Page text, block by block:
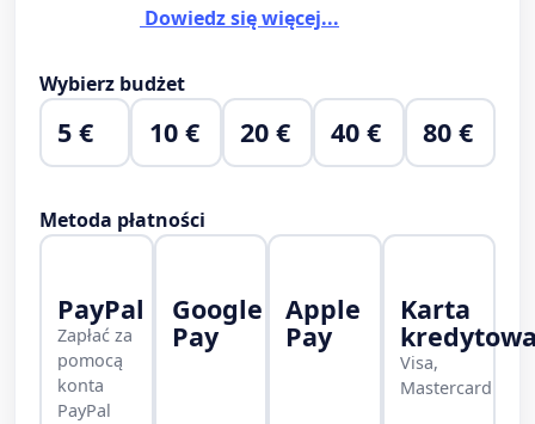
Dowiedz się więcej...
Wybierz budżet
5 € 10 € 20 € 40 € 80 €
Metoda płatności
PayPal
Zapłać za
pomocą
konta
PayPal
Google
Pay
Apple
Pay
Karta
Visa,
Mastercard